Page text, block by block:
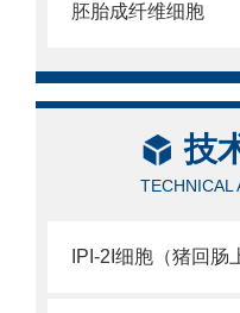
胚胎成纤维细胞
技
TECHNICAL
IPI-2I细胞（猪回肠